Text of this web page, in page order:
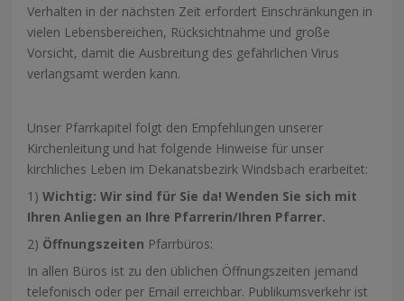
Verhalten in der nächsten Zeit erfordert Einschränkungen in
vielen Lebensbereichen, Rücksichtnahme und große
Vorsicht, damit die Ausbreitung des gefährlichen Virus
verlangsamt werden kann.
Unser Pfarrkapitel folgt den Empfehlungen unserer
Kirchenleitung und hat folgende Hinweise für unser
kirchliches Leben im Dekanatsbezirk Windsbach erarbeitet:
1)Wichtig: Wir sind für Sie da! Wenden Sie sich mit
Ihren Anliegen an Ihre Pfarrerin/Ihren Pfarrer.
2) Öffnungszeiten Pfarrbüros:
In allen Büros ist zu den üblichen Öffnungszeiten jemand
telefonisch oder per Email erreichbar. Publikumsverkehr ist